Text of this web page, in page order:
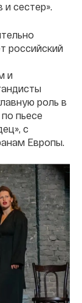
сестер».
российский
и
роль в
пьесе
с
Европы.